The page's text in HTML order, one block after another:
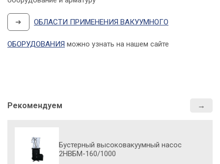
➜ ОБЛАСТИ ПРИМЕНЕНИЯ ВАКУУМНОГО
ОБОРУДОВАНИЯ можно узнать на нашем сайте
Рекомендуем
Бустерный высоковакуумный насос
2НВБМ-160/1000